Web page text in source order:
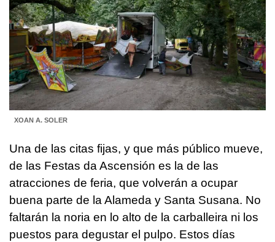
XOAN A. SOLER
Una de las citas fijas, y que más público mueve,
de las Festas da Ascensión es la de las
atracciones de feria, que volverán a ocupar
buena parte de la Alameda y Santa Susana. No
faltarán la noria en lo alto de la carballeira ni los
puestos para degustar el pulpo. Estos días